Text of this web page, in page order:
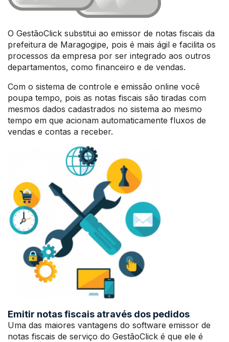
O GestãoClick substitui ao emissor de notas fiscais da
prefeitura de Maragogipe, pois é mais ágil e facilita os
processos da empresa por ser integrado aos outros
departamentos, como financeiro e de vendas.
Com o sistema de controle e emissão online você
poupa tempo, pois as notas fiscais são tiradas com
mesmos dados cadastrados no sistema ao mesmo
tempo em que acionam automaticamente fluxos de
vendas e contas a receber.
Emitir notas fiscais através dos pedidos
Uma das maiores vantagens do software emissor de
notas fiscais de serviço do GestãoClick é que ele é